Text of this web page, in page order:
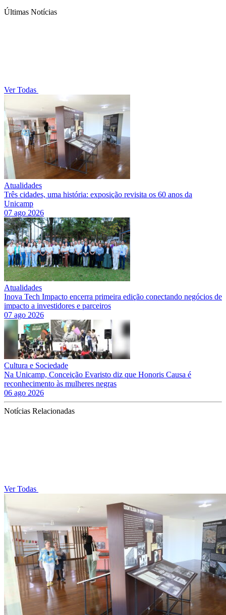
Últimas Notícias
Ver Todas
Atualidades
Três cidades, uma história: exposição revisita os 60 anos da
Unicamp
07 ago 2026
Atualidades
Inova Tech Impacto encerra primeira edição conectando negócios de
impacto a investidores e parceiros
07 ago 2026
Cultura e Sociedade
Na Unicamp, Conceição Evaristo diz que Honoris Causa é
reconhecimento às mulheres negras
06 ago 2026
Notícias Relacionadas
Ver Todas